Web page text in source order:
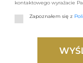
kontaktowego wyrażacie
Zapoznałem się z